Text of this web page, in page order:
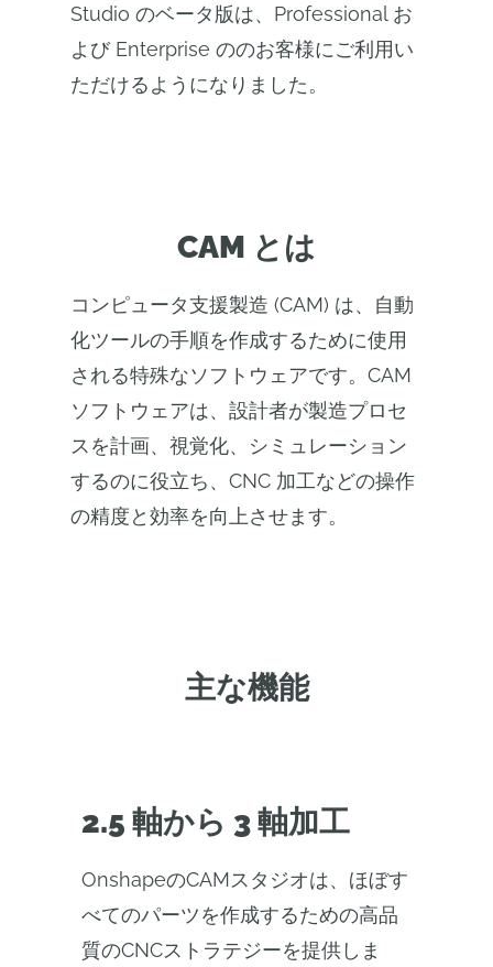
Studio のベータ版は、Professional お
よび Enterprise ののお客様にご利用い
ただけるようになりました。
CAM とは
コンピュータ支援製造 (CAM) は、自動
化ツールの手順を作成するために使用
される特殊なソフトウェアです。CAM
ソフトウェアは、設計者が製造プロセ
スを計画、視覚化、シミュレーション
するのに役立ち、CNC 加工などの操作
の精度と効率を向上させます。
主な機能
2.5 軸から 3 軸加工
OnshapeのCAMスタジオは、ほぼす
べてのパーツを作成するための高品
質のCNCストラテジーを提供しま